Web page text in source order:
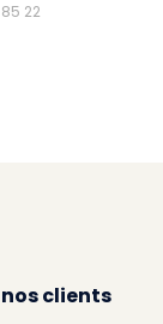
22
clients